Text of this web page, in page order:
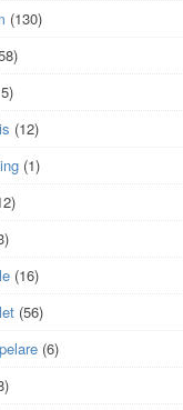
(130)
(12)
(1)
(16)
(56)
(6)